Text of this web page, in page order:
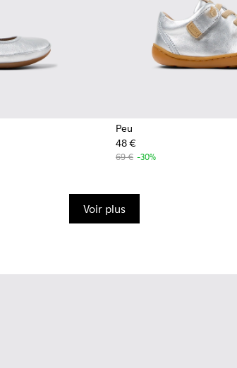
Peu
48 €
69 € -30%
Voir plus